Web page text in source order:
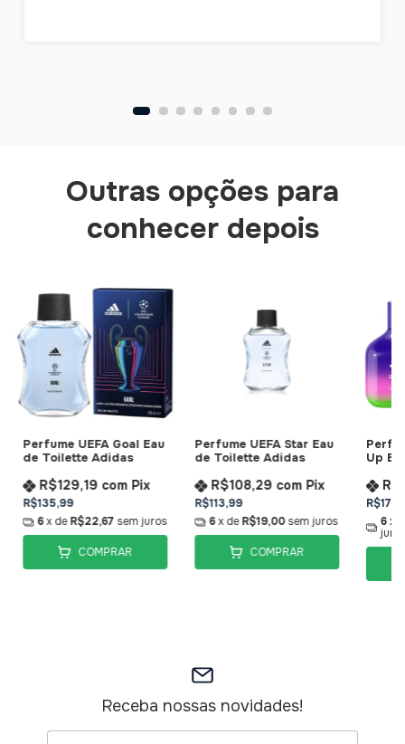
Outras opções para
conhecer depois
Perfume UEFA Goal Eau
de Toilette Adidas
R$135,99
R$129,19 com Pix
6x deR$22,67 sem juros
COMPRAR
Perfume UEFA Star Eau
de Toilette Adidas
R$113,99
R$108,29 com Pix
6x deR$19,00 sem juros
COMPRAR
Up
6 x
Receba nossas novidades!